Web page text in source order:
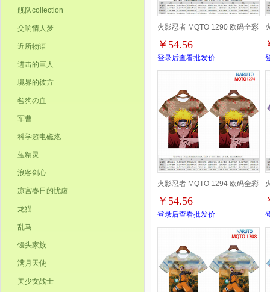
舰队collection
交响情人梦
近所物语
进击的巨人
境界的彼方
咎狗の血
军曹
科学超电磁炮
蓝精灵
浪客剑心
凉宫春日的忧虑
龙猫
乱马
馒头家族
满月天使
美少女战士
火影忍者 MQTO 1290 欧码全彩
印花短袖T恤-2XS-4XL共9个码
￥54.56
登录后查看批发价
火影忍者 MQTO 1294 欧码全彩
印花短袖T恤-2XS-4XL共9个码
￥54.56
登录后查看批发价